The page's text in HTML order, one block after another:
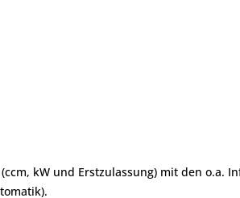
kW und Erstzulassung) mit den o.a.